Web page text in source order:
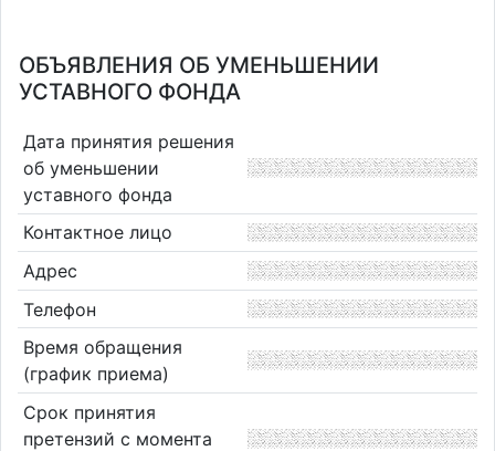
ОБЪЯВЛЕНИЯ ОБ УМЕНЬШЕНИИ
УСТАВНОГО ФОНДА
Дата принятия решения
об уменьшении
уставного фонда
Контактное лицо
Адрес
Телефон
Время обращения
(график приема)
Срок принятия
претензий с момента